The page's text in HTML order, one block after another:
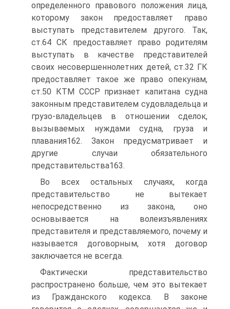
определенного правового положения лица,
которому закон предоставляет право
выступать представителем другого. Так,
ст.64 СК предоставляет право родителям
выступать в качестве представителей
своих несовершеннолетних детей, ст.32 ГК
предоставляет такое же право опекунам,
ст.50 КТМ СССР признает капитана судна
законным представителем судовладельца и
грузо-владельцев в отношении сделок,
вызываемых нуждами судна, груза и
плавания162. Закон предусматривает и
другие случаи обязательного
представительства163.
Во всех остальных случаях, когда
представительство не вытекает
непосредственно из закона, оно
основывается на волеизъявлениях
представителя и представляемого, почему и
называется договорным, хотя договор
заключается не всегда.
Фактически представительство
распространено больше, чем это вытекает
из Гражданского кодекса. В законе